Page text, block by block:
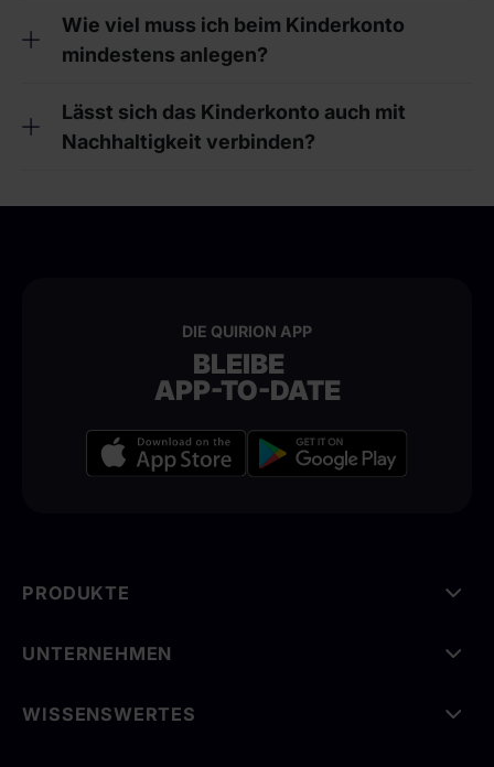
Wie viel muss ich beim Kinderkonto
mindestens anlegen?
Lässt sich das Kinderkonto auch mit
Nachhaltigkeit verbinden?
DIE QUIRION APP
BLEIBE
APP-TO-DATE
PRODUKTE
UNTERNEHMEN
WISSENSWERTES